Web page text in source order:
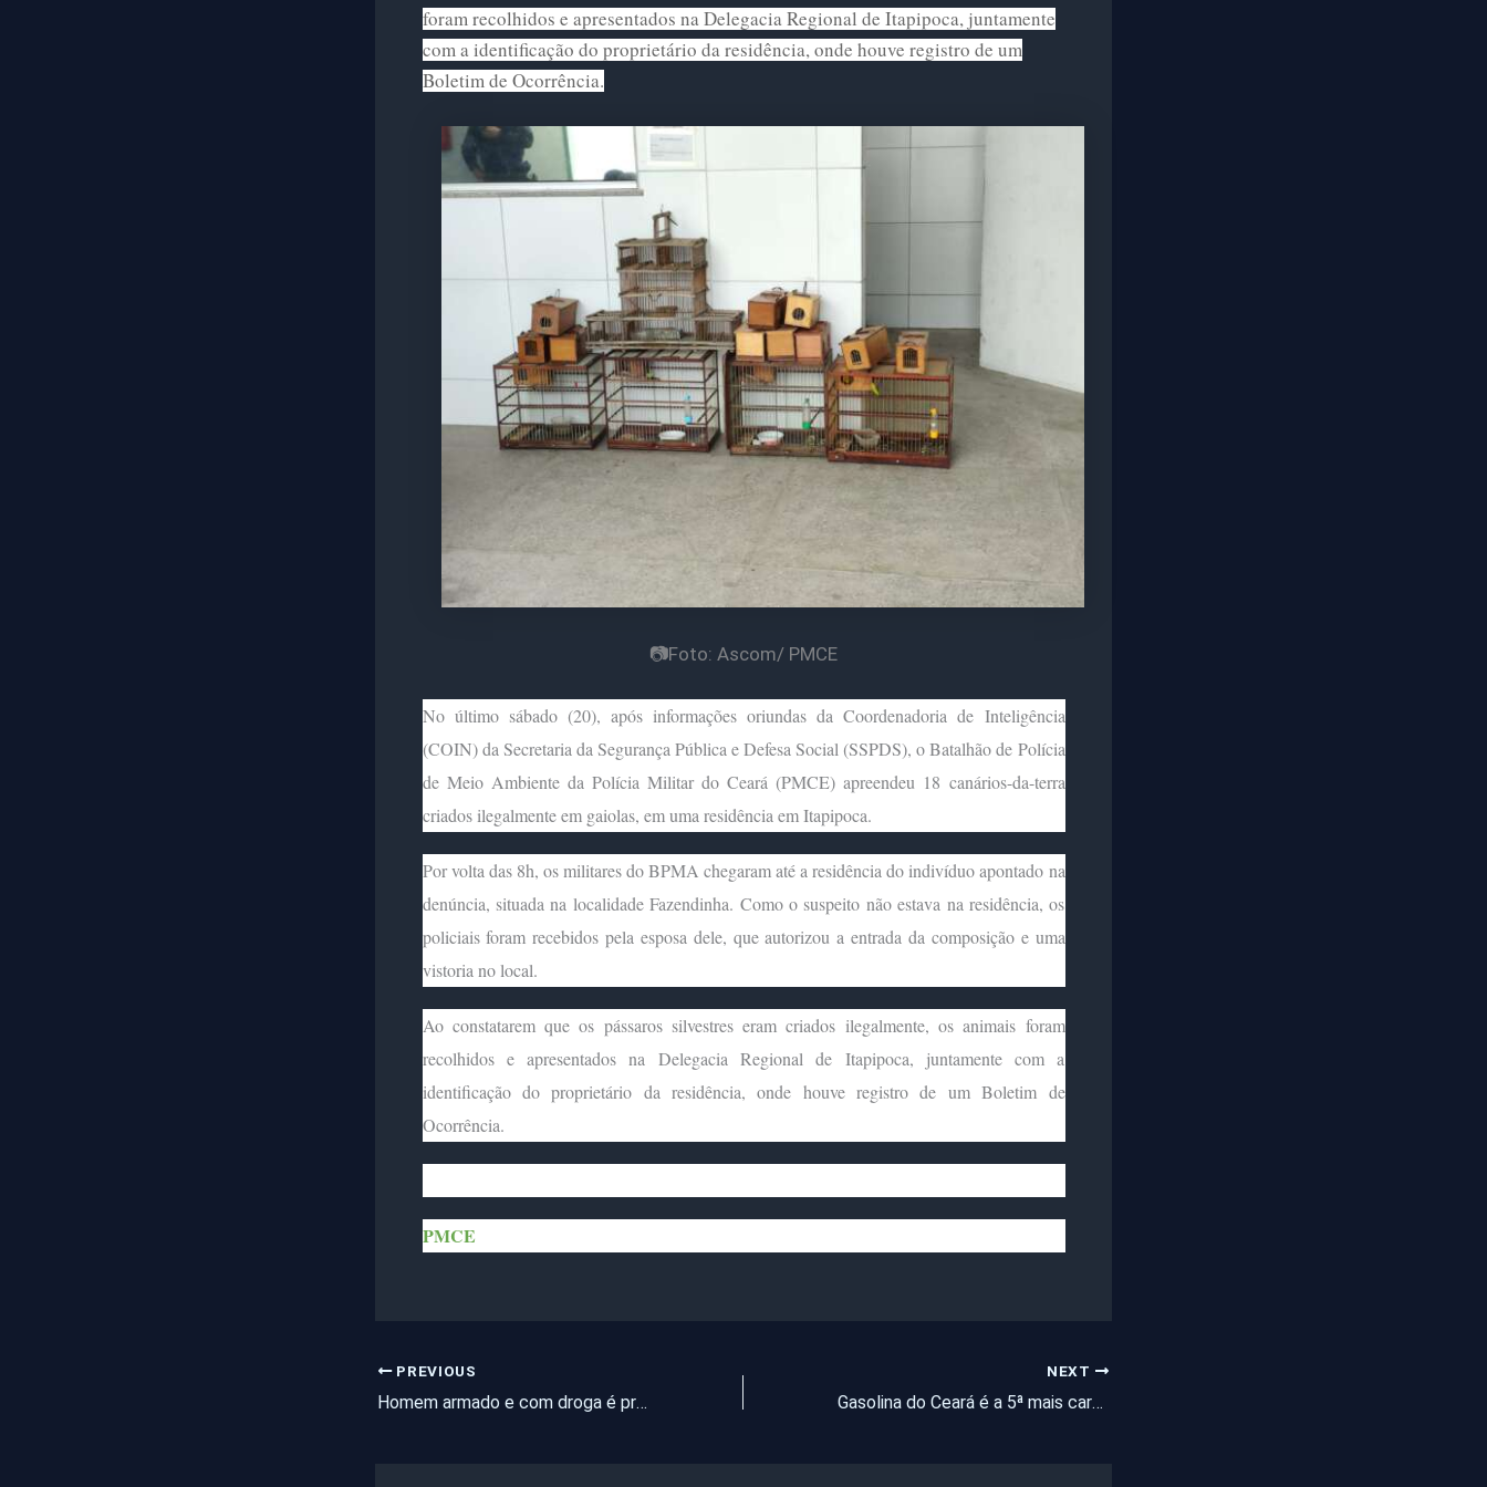
foram recolhidos e apresentados na Delegacia Regional de Itapipoca, juntamente
com a identificação do proprietário da residência, onde houve registro de um
Boletim de Ocorrência.
📷Foto: Ascom/ PMCE
No último sábado (20), após informações oriundas da Coordenadoria de Inteligência
(COIN) da Secretaria da Segurança Pública e Defesa Social (SSPDS), o Batalhão de Polícia
de Meio Ambiente da Polícia Militar do Ceará (PMCE) apreendeu 18 canários-da-terra
criados ilegalmente em gaiolas, em uma residência em Itapipoca.
Por volta das 8h, os militares do BPMA chegaram até a residência do indivíduo apontado na
denúncia, situada na localidade Fazendinha. Como o suspeito não estava na residência, os
policiais foram recebidos pela esposa dele, que autorizou a entrada da composição e uma
vistoria no local.
Ao constatarem que os pássaros silvestres eram criados ilegalmente, os animais foram
recolhidos e apresentados na Delegacia Regional de Itapipoca, juntamente com a
identificação do proprietário da residência, onde houve registro de um Boletim de
Ocorrência.
PMCE
PREVIOUS
Homem armado e com droga é preso pelo CPRAIO em Itarema
NEXT
Gasolina do Ceará é a 5ª mais cara do Brasil